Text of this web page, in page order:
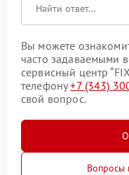
Вы можете
часто задаваемыми
сервисный центр
телефону+7 (343)
свой вопрос.
Вопросы